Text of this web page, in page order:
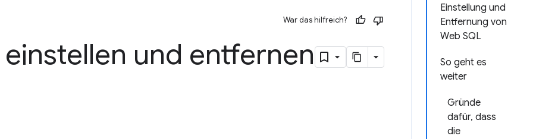
Einstellung und
Entfernung von
Web SQL
So geht es
weiter
Gründe
dafür, dass
die
War das hilfreich?
einstellen und entfernen